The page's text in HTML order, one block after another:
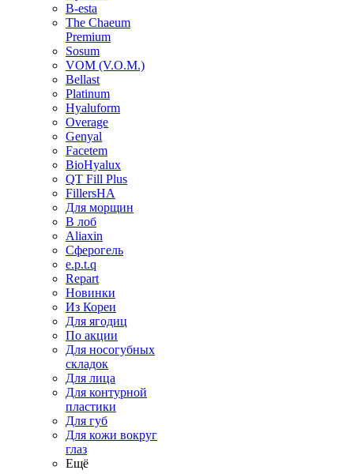
B-esta
The Chaeum
Premium
Sosum
VOM (V.O.M.)
Bellast
Platinum
Hyaluform
Overage
Genyal
Facetem
BioHyalux
QT Fill Plus
FillersHA
Для морщин
В лоб
Aliaxin
Сферогель
e.p.t.q
Repart
Новинки
Из Кореи
Для ягодиц
По акции
Для носогубных
складок
Для лица
Для контурной
пластики
Для губ
Для кожи вокруг
глаз
Ещё